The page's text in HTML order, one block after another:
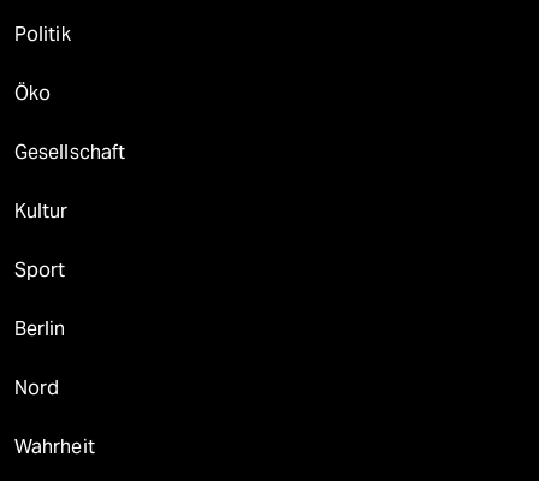
Politik
Öko
Gesellschaft
Kultur
Sport
Berlin
Nord
Wahrheit